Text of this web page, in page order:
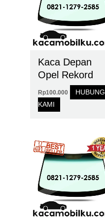
Kaca Depan
Opel Rekord
Rp100.000
HUBUNGI
KAMI